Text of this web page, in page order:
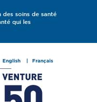
des soins de santé
qui les
English Français